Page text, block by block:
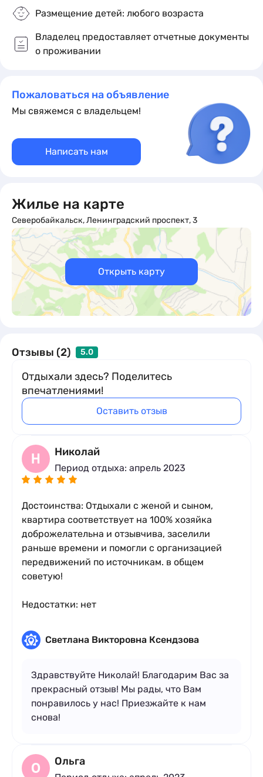
Размещение детей: любого возраста
Владелец предоставляет отчетные документы
о проживании
Пожаловаться на объявление
Мы свяжемся с владельцем!
Написать нам
Жилье на карте
Северобайкальск, Ленинградский проспект, 3
Открыть карту
Отзывы (2) 5.0
Отдыхали здесь? Поделитесь
впечатлениями!
Оставить отзыв
Н Николай
Период отдыха: апрель 2023
Достоинства: Отдыхали с женой и сыном,
квартира соответствует на 100% хозяйка
доброжелательна и отзывчива, заселили
раньше времени и помогли с организацией
передвижений по источникам. в общем
советую!
Недостатки: нет
Светлана Викторовна Ксендзова
Здравствуйте Николай! Благодарим Вас за
прекрасный отзыв! Мы рады, что Вам
понравилось у нас! Приезжайте к нам
снова!
О Ольга